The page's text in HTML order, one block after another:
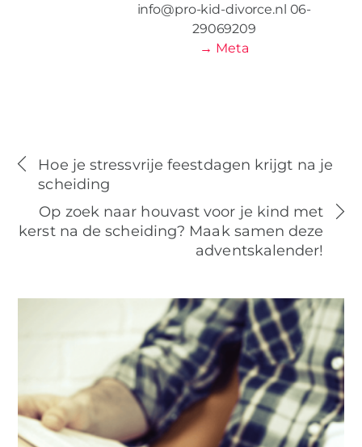
info@pro-kid-divorce.nl 06-
29069209
→ Meta
Hoe je stressvrije feestdagen krijgt na je
scheiding
Op zoek naar houvast voor je kind met
kerst na de scheiding? Maak samen deze
adventskalender!